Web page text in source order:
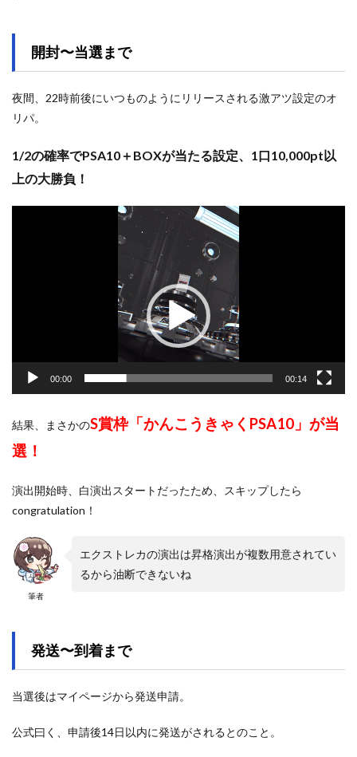
開封〜当選まで
夜間、22時前後にいつものようにリリースされる激アツ設定のオ
リパ。
1/2の確率でPSA10＋BOXが当たる設定、1口10,000pt以
上の大勝負！
00:00 00:14
結果、まさかのS賞枠「かんこうきゃくPSA10」が当
選！
演出開始時、白演出スタートだったため、スキップしたら
congratulation！
筆者
エクストレカの演出は昇格演出が複数用意されてい
るから油断できないね
発送〜到着まで
当選後はマイページから発送申請。
公式曰く、申請後14日以内に発送がされるとのこと。